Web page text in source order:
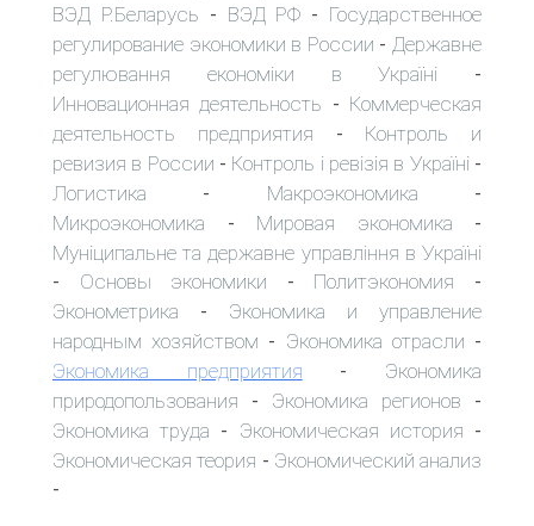
ВЭД Р.Беларусь - ВЭД РФ - Государственное
регулирование экономики в России - Державне
регулювання економіки в Україні -
Инновационная деятельность - Коммерческая
деятельность предприятия - Контроль и
ревизия в России - Контроль і ревізія в Україні -
Логистика - Макроэкономика -
Микроэкономика - Мировая экономика -
Муніципальне та державне управління в Україні
- Основы экономики - Политэкономия -
Эконометрика - Экономика и управление
народным хозяйством - Экономика отрасли -
Экономика предприятия - Экономика
природопользования - Экономика регионов -
Экономика труда - Экономическая история -
Экономическая теория - Экономический анализ
-